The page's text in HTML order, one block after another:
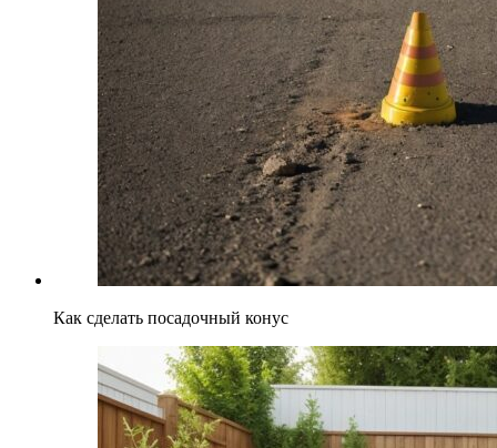
Как сделать посадочный конус